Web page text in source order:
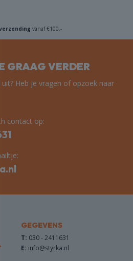
vanaf €100,-
GRAAG VERDER
Heb je vragen of opzoek naar
contact op:
GEGEVENS
T: 030 - 2411631
E: info@styrka.nl